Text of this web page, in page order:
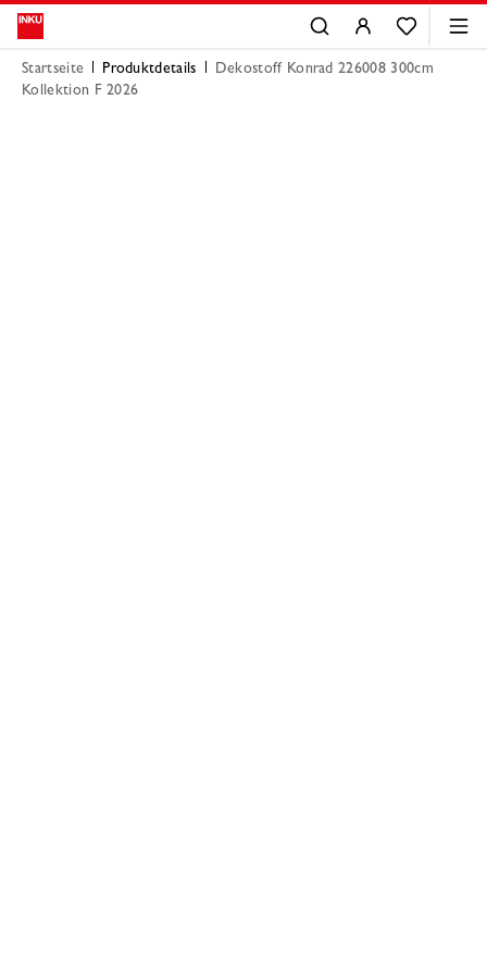
Startseite Produktdetails
Dekostoff Konrad 226008 300cm
Kollektion F 2026